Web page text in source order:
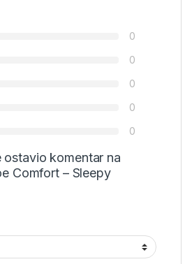
0
0
0
0
0
ostavio komentar na
Comfort – Sleepy